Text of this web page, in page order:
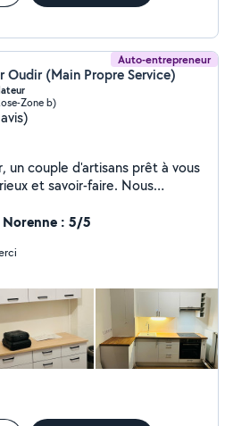
garantie !
Auto-entrepreneur
Oudir (Main Propre Service)
Zone b)
un couple d'artisans prêt à vous
et savoir-faire. Nous
pour tous vos projets, petits
Norenne : 5/5